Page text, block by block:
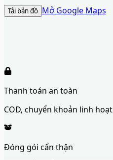
Tải bản đồ Mở Google Maps
Thanh toán an toàn
COD, chuyển khoản linh hoạt
Đóng gói cẩn thận